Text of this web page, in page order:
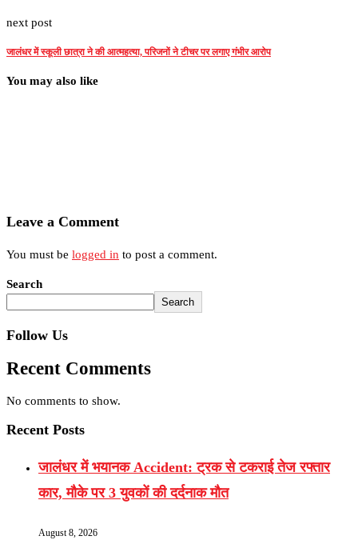
next post
जालंधर में स्कूली छात्रा ने की आत्महत्या, परिजनों ने टीचर पर लगाए गंभीर आरोप
You may also like
Leave a Comment
You must be logged in to post a comment.
Search
Search
Follow Us
Recent Comments
No comments to show.
Recent Posts
जालंधर में भयानक Accident: ट्रक से टकराई तेज रफ्तार
कार, मौके पर 3 युवकों की दर्दनाक मौत
August 8, 2026